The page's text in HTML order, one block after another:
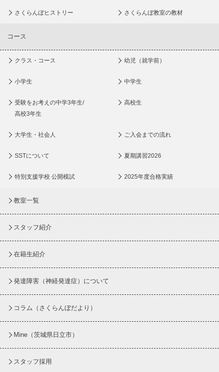
さくらんぼヒストリー さくらんぼ教室の教材
コース
クラス・コース 幼児（就学前）
小学生 中学生
受験をお考えの中学3年生/
高校3年生
高校生
大学生・社会人 ご入会までの流れ
SSTについて 夏期講習2026
特別支援学校 公開模試 2025年度合格実績
教室一覧
スタッフ紹介
在籍生紹介
発達障害（神経発達症）について
コラム （さくらんぼだより）
Mine（茨城県日立市）
スタッフ採用